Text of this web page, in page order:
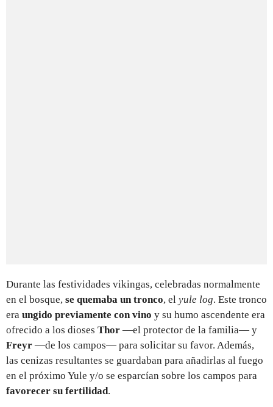
Durante las festividades vikingas, celebradas normalmente
en el bosque, se quemaba un tronco, el yule log. Este tronco
era ungido previamente con vino y su humo ascendente era
ofrecido a los dioses Thor —el protector de la familia— y
Freyr —de los campos— para solicitar su favor. Además,
las cenizas resultantes se guardaban para añadirlas al fuego
en el próximo Yule y/o se esparcían sobre los campos para
favorecer su fertilidad.